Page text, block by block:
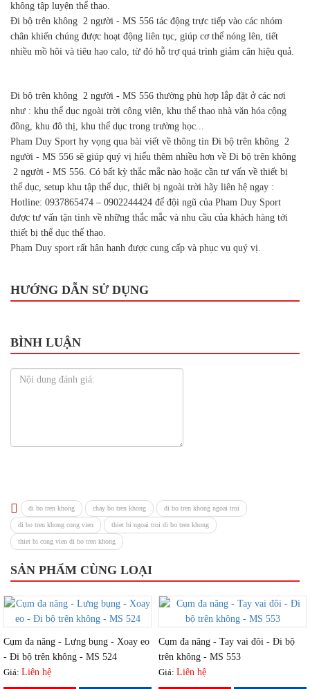
không tập luyện thể thao.
Đi bộ trên không 2 người - MS 556 tác động trực tiếp vào các nhóm
chân khiến chúng được hoạt động liên tục, giúp cơ thể nóng lên, tiết
nhiều mồ hôi và tiêu hao calo, từ đó hỗ trợ quá trình giảm cân hiệu quả.
Đi bộ trên không 2 người - MS 556 thường phù hợp lắp đặt ở các nơi
như : khu thể dục ngoài trời công viên, khu thể thao nhà văn hóa cộng
đồng, khu đô thị, khu thể dục trong trường học...
Pham Duy Sport hy vọng qua bài viết về thông tin Đi bộ trên không 2
người - MS 556 sẽ giúp quý vị hiểu thêm nhiều hơn về Đi bộ trên không
2 người - MS 556. Có bất kỳ thắc mắc nào hoặc cần tư vấn về thiết bị
thể dục, setup khu tập thể dục, thiết bị ngoài trời hãy liên hệ ngay :
Hotline: 0937865474 – 0902244424 để đội ngũ của Pham Duy Sport
được tư vấn tận tình về những thắc mắc và nhu cầu của khách hàng tới
thiết bị thể dục thể thao.
Phạm Duy sport rất hân hạnh được cung cấp và phục vụ quý vị.
HƯỚNG DẪN SỬ DỤNG
BÌNH LUẬN
di bo tren khong chay bo tren khong di bo tren khong ngoai troi
di bo tren khong cong vien thiet bi ngoai troi di bo tren khong
thiet bi cong vien di bo tren khong
SẢN PHẨM CÙNG LOẠI
Cụm đa năng - Lưng bụng - Xoay eo
- Đi bộ trên không - MS 524
Giá: Liên hệ
Cụm đa năng - Tay vai đôi - Đi bộ
trên không - MS 553
Giá: Liên hệ